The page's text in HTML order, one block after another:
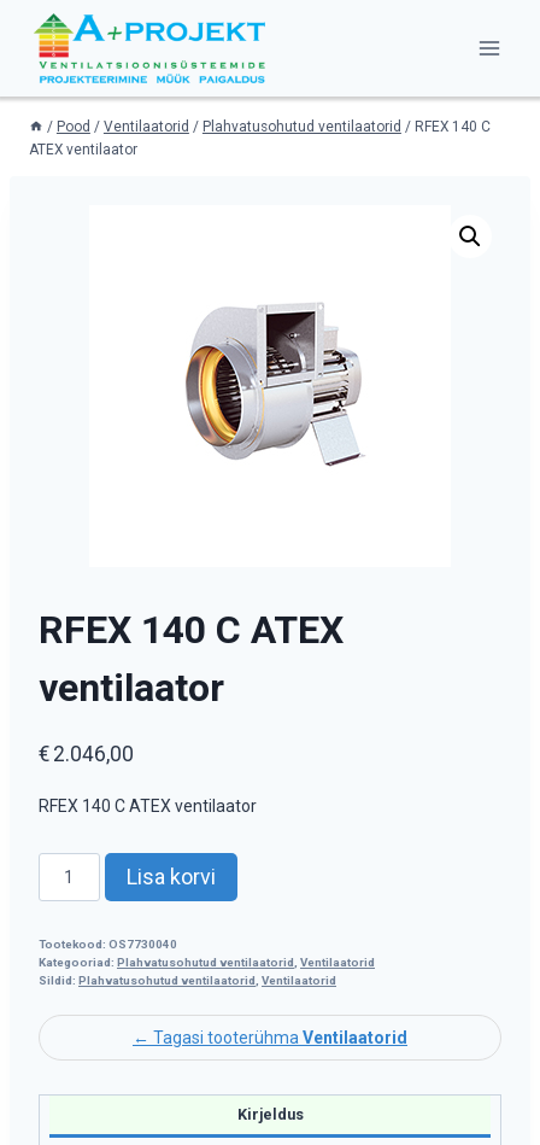
content
/ Pood / Ventilaatorid / Plahvatusohutud ventilaatorid / RFEX 140 C
ATEX ventilaator
RFEX 140 C ATEX
ventilaator
€ 2.046,00
RFEX 140 C ATEX ventilaator
ATEX
ventilaator
Lisa korvi
Tootekood: OS7730040
Kategooriad: Plahvatusohutud ventilaatorid Ventilaatorid
Sildid: Plahvatusohutud ventilaatorid Ventilaatorid
← Tagasi tooterühma Ventilaatorid
Kirjeldus